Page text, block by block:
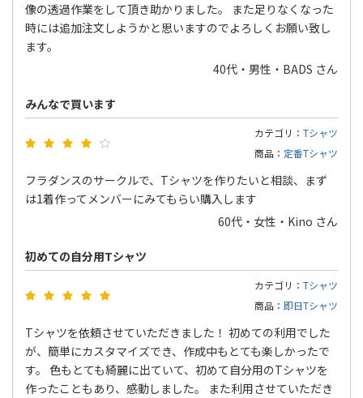
像の透過作業をして頂き助かりました。 また足りなくなった
時には追加注文しようかと思いますのでよろしくお願い致し
ます。
40代・男性・BADS さん
みんなで買います
カテゴリ： Tシャツ
商品： 定番Tシャツ
フラダンスのサークルで、Tシャツを作りたいと相談、まず
は1着作ってメンバーにみてもらい購入します
60代・女性・Kino さん
初めての自分用Tシャツ
カテゴリ： Tシャツ
商品： 即日Tシャツ
Tシャツを依頼させていただきました！ 初めての利用でした
が、簡単にカスタマイズでき、作成中もとても楽しかったで
す。 色もとても綺麗に出ていて、初めて自分用のTシャツを
作ったこともあり、感動しました。 また利用させていただき